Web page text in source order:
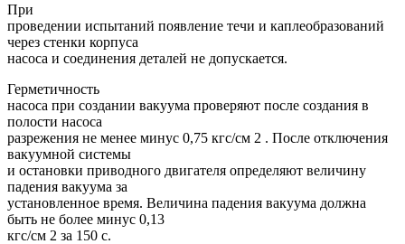
При
проведении испытаний появление течи и каплеобразований
через стенки корпуса
насоса и соединения деталей не допускается.
Герметичность
насоса при создании вакуума проверяют после создания в
полости насоса
разрежения не менее минус 0,75 кгс/см 2 . После отключения
вакуумной системы
и остановки приводного двигателя определяют величину
падения вакуума за
установленное время. Величина падения вакуума должна
быть не более минус 0,13
кгс/см 2 за 150 с.